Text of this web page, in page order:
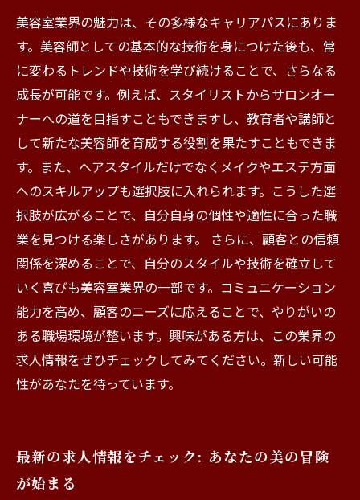
美容室業界の魅力は、その多様なキャリアパスにありま
す。美容師としての基本的な技術を身につけた後も、常
に変わるトレンドや技術を学び続けることで、さらなる
成長が可能です。例えば、スタイリストからサロンオー
ナーへの道を目指すこともできますし、教育者や講師と
して新たな美容師を育成する役割を果たすこともできま
す。また、ヘアスタイルだけでなくメイクやエステ方面
へのスキルアップも選択肢に入れられます。こうした選
択肢が広がることで、自分自身の個性や適性に合った職
業を見つける楽しさがあります。 さらに、顧客との信頼
関係を深めることで、自分のスタイルや技術を確立して
いく喜びも美容室業界の一部です。コミュニケーション
能力を高め、顧客のニーズに応えることで、やりがいの
ある職場環境が整います。興味がある方は、この業界の
求人情報をぜひチェックしてみてください。新しい可能
性があなたを待っています。
最新の求人情報をチェック: あなたの美の冒険
が始まる